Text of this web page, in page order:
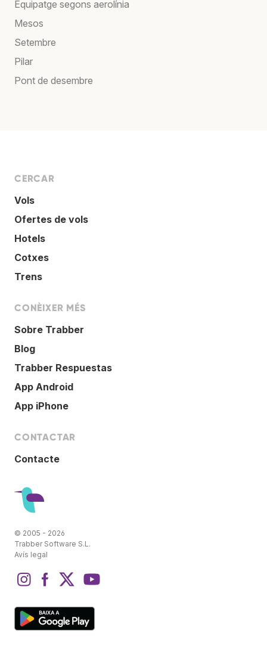
Equipatge segons aerolínia
Mesos
Setembre
Pilar
Pont de desembre
CERCAR
Vols
Ofertes de vols
Hotels
Cotxes
Trens
CONÈIXER MÉS
Sobre Trabber
Blog
Trabber Respuestas
App Android
App iPhone
CONTACTAR
Contacte
© 2005 - 2026
Trabber Software S.L.
Avís legal